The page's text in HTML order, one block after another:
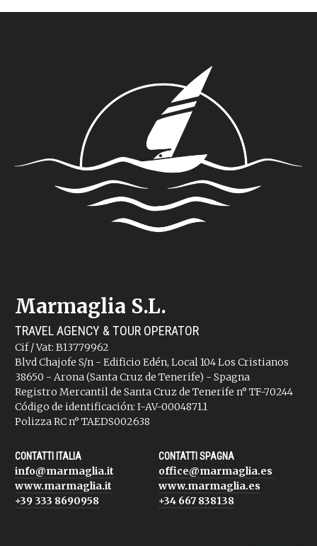
Marmaglia S.L.
TRAVEL AGENCY & TOUR OPERATOR
Cif / Vat: B13779962
Blvd Chajofe S/n - Edificio Edén, Local 104 Los Cristianos
38650 - Arona (Santa Cruz de Tenerife) - Spagna
Registro Mercantil de Santa Cruz de Tenerife n° TF-70244
Código de identificación: I-AV-0004871.1
Polizza RC n° TAEDS002638
CONTATTI ITALIA
info@marmaglia.it
www.marmaglia.it
+39 333 8690958
CONTATTI SPAGNA
office@marmaglia.es
www.marmaglia.es
+34 667 838138